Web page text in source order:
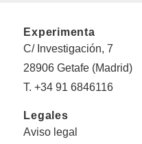
Experimenta
C/ Investigación, 7
28906 Getafe (Madrid)
T. +34 91 6846116
Legales
Aviso legal